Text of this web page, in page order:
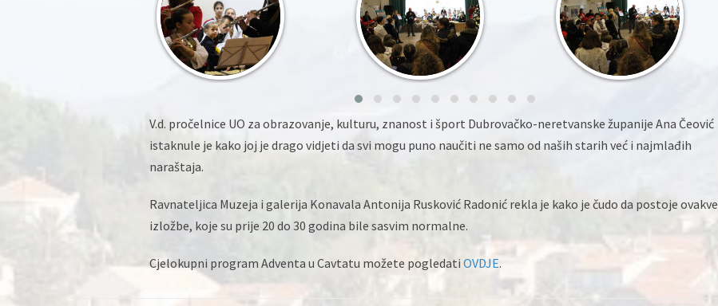
V.d. pročelnice UO za obrazovanje, kulturu, znanost i šport Dubrovačko-neretvanske županije Ana Čeović
istaknule je kako joj je drago vidjeti da svi mogu puno naučiti ne samo od naših starih već i najmlađih
naraštaja.
Ravnateljica Muzeja i galerija Konavala Antonija Rusković Radonić rekla je kako je čudo da postoje ovakve
izložbe, koje su prije 20 do 30 godina bile sasvim normalne.
Cjelokupni program Adventa u Cavtatu možete pogledati OVDJE.